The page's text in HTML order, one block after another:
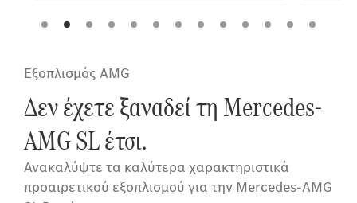
καυσίμου.
Εξοπλισμός AMG
Δεν έχετε ξαναδεί τη Mercedes-
AMG SL έτσι.
Ανακαλύψτε τα καλύτερα χαρακτηριστικά
προαιρετικού εξοπλισμού για την Mercedes-AMG